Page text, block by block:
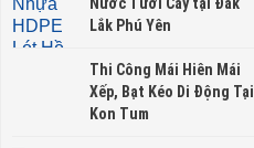
Lắk Phú Yên
Thi Công Mái Hiên Mái
Xếp, Bạt Kéo Di Động Tại
Kon Tum